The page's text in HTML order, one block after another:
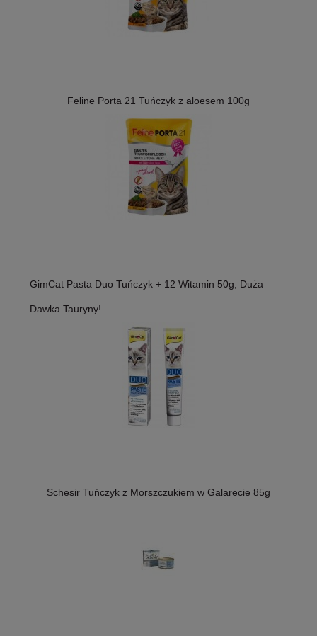
Feline Porta 21 Tuńczyk z aloesem 100g
GimCat Pasta Duo Tuńczyk + 12 Witamin 50g, Duża
Dawka Tauryny!
Schesir Tuńczyk z Morszczukiem w Galarecie 85g